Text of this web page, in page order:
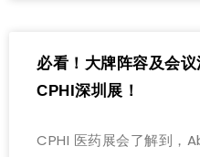
必看！大牌阵容及会
CPHI深圳展！
CPHI 医药展会了解到，